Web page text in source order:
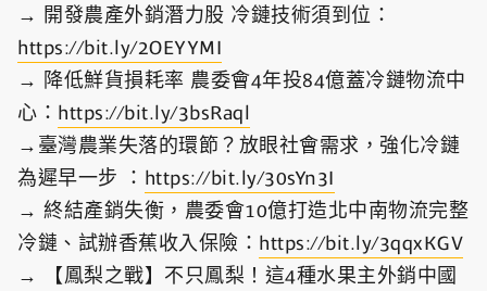
→ 開發農產外銷潛力股 冷鏈技術須到位：
https://bit.ly/2OEYYMI​
→ 降低鮮貨損耗率 農委會4年投84億蓋冷鏈物流中
心： https://bit.ly/3bsRaql​
→臺灣農業失落的環節？放眼社會需求，強化冷鏈
為遲早一步 ： https://bit.ly/30sYn3I​
→ 終結產銷失衡，農委會10億打造北中南物流完整
冷鏈、試辦香蕉收入保險： https://bit.ly/3qqxKGV​
→ 【鳳梨之戰】不只鳳梨！這4種水果主外銷中國